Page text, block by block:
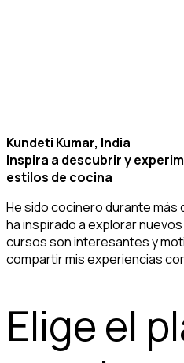
Kundeti Kumar, India
Inspira a descubrir y
estilos de cocina
He sido cocinero durante más
ha inspirado a explorar
cursos son interesantes y
compartir mis experiencias
Elige el